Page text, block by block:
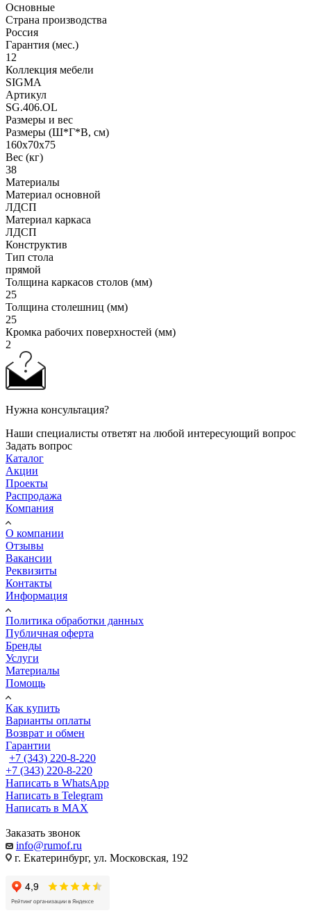
Основные
Страна производства
Россия
Гарантия (мес.)
12
Коллекция мебели
SIGMA
Артикул
SG.406.OL
Размеры и вес
Размеры (Ш*Г*В, см)
160x70x75
Вес (кг)
38
Материалы
Материал основной
ЛДСП
Материал каркаса
ЛДСП
Конструктив
Тип стола
прямой
Толщина каркасов столов (мм)
25
Толщина столешниц (мм)
25
Кромка рабочих поверхностей (мм)
2
Нужна консультация?
Наши специалисты ответят на любой интересующий вопрос
Задать вопрос
Каталог
Акции
Проекты
Распродажа
Компания
О компании
Отзывы
Вакансии
Реквизиты
Контакты
Информация
Политика обработки данных
Публичная оферта
Бренды
Услуги
Материалы
Помощь
Как купить
Варианты оплаты
Возврат и обмен
Гарантии
+7 (343) 220-8-220
+7 (343) 220-8-220
Написать в WhatsApp
Написать в Telegram
Написать в MAX
Заказать звонок
info@rumof.ru
г. Екатеринбург, ул. Московская, 192